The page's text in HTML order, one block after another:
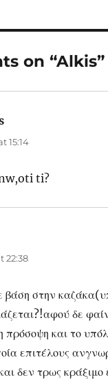
on “Alkis”
15:14
ti?
22:38
στην
δε
πρόσοψη και το
επιτέλους
δεν τρως κράξιμο